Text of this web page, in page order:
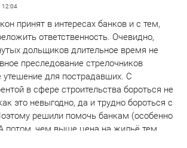
12:04
принят в интересах банков и с тем,
ответственность. Очевидно,
дольщиков длительное время не
преследование стрелочников
утешение для пострадавших. С
в сфере строительства бороться не
это невыгодно, да и трудно бороться с
решили помочь банкам (особенно
потом, чем выше цена на жильё тем
в эту цену. А преподносится как